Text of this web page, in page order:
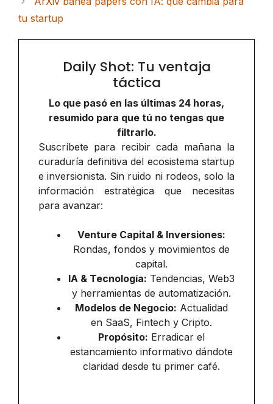
tu startup
Daily Shot: Tu ventaja
táctica
Lo que pasó en las últimas 24 horas,
resumido para que tú no tengas que
filtrarlo.
Suscríbete para recibir cada mañana la
curaduría definitiva del ecosistema startup
e inversionista. Sin ruido ni rodeos, solo la
información estratégica que necesitas
para avanzar:
Venture Capital & Inversiones:
Rondas, fondos y movimientos de
capital.
IA & Tecnología: Tendencias, Web3
y herramientas de automatización.
Modelos de Negocio: Actualidad
en SaaS, Fintech y Cripto.
Propósito: Erradicar el
estancamiento informativo dándote
claridad desde tu primer café.